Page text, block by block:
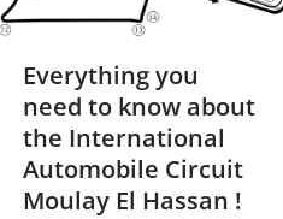
Everything you
need to know about
the International
Automobile Circuit
Moulay El Hassan !